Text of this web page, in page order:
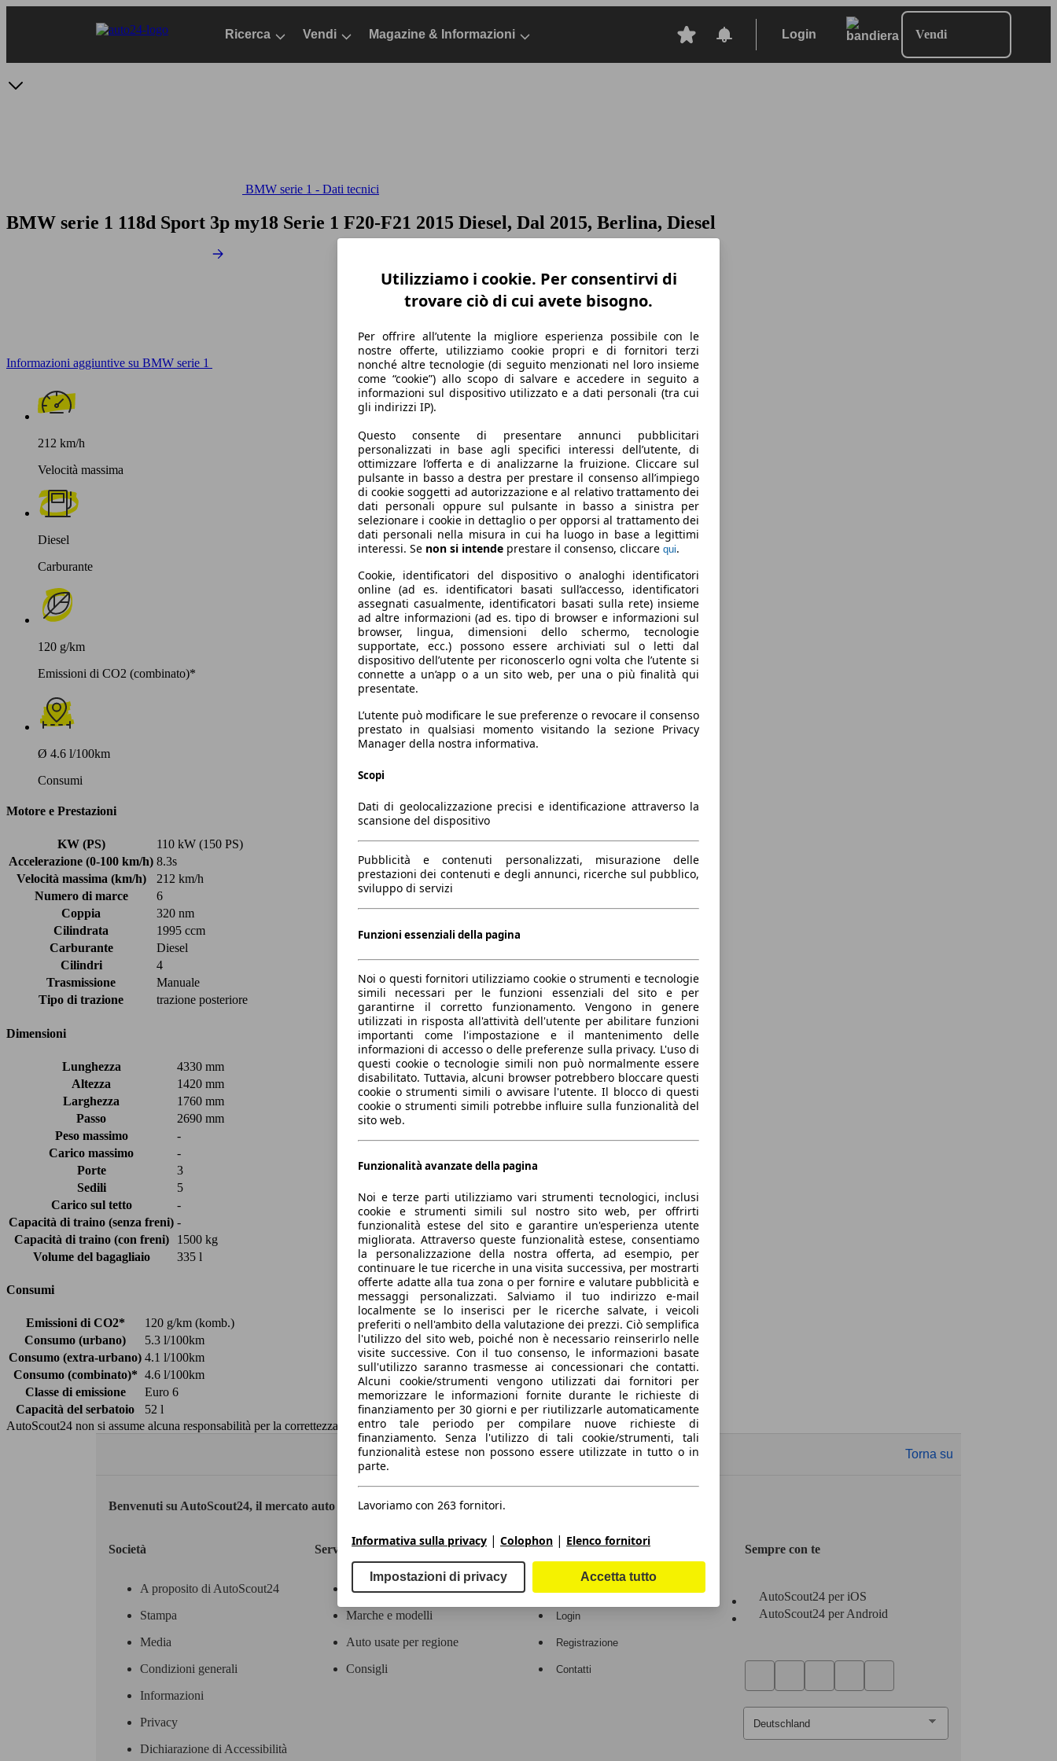
Ricerca Vendi Magazine & Informazioni Login Vendi
BMW serie 1 - Dati tecnici
BMW serie 1 118d Sport 3p my18 Serie 1 F20-F21 2015 Diesel, Dal 2015, Berlina, Diesel
Informazioni aggiuntive su BMW serie 1
212 km/h
Velocità massima
Diesel
Carburante
120 g/km
Emissioni di CO2 (combinato)*
Ø 4.6 l/100km
Consumi
Motore e Prestazioni
KW (PS)
110 kW (150 PS)
Accelerazione (0-100 km/h) 8.3s
Velocità massima (km/h)
212 km/h
Numero di marce
6
Coppia
320 nm
Cilindrata
1995 ccm
Carburante
Diesel
Cilindri
4
Trasmissione
Manuale
Tipo di trazione
trazione posteriore
Dimensioni
Lunghezza
4330 mm
Altezza
1420 mm
Larghezza
1760 mm
Passo
2690 mm
Peso massimo
-
Carico massimo
-
Porte
3
Sedili
5
Carico sul tetto
-
Capacità di traino (senza freni) -
Capacità di traino (con freni)
1500 kg
Volume del bagagliaio
335 l
Consumi
Emissioni di CO2*
120 g/km (komb.)
Consumo (urbano)
5.3 l/100km
Consumo (extra-urbano) 4.1 l/100km
Consumo (combinato)* 4.6 l/100km
Classe di emissione
Euro 6
Capacità del serbatoio
52 l
AutoScout24 non si assume alcuna responsabilità per la correttezza dei dati.
Torna su
Benvenuti su AutoScout24, il mercato auto europeo.
Società
A proposito di AutoScout24
Stampa
Media
Condizioni generali
Informazioni
Privacy
Dichiarazione di Accessibilità
Servizi
Contatti
Marche e modelli
Auto usate per regione
Consigli
Area rivenditori
Login
Registrazione
Contatti
Sempre con te
AutoScout24 per iOS
AutoScout24 per Android
Utilizziamo i cookie. Per consentirvi di
trovare ciò di cui avete bisogno.
Per offrire all’utente la migliore esperienza possibile con le
nostre offerte, utilizziamo cookie propri e di fornitori terzi
nonché altre tecnologie (di seguito menzionati nel loro insieme
come “cookie”) allo scopo di salvare e accedere in seguito a
informazioni sul dispositivo utilizzato e a dati personali (tra cui
gli indirizzi IP).
Questo consente di presentare annunci pubblicitari
personalizzati in base agli specifici interessi dell’utente, di
ottimizzare l’offerta e di analizzarne la fruizione. Cliccare sul
pulsante in basso a destra per prestare il consenso all’impiego
di cookie soggetti ad autorizzazione e al relativo trattamento dei
dati personali oppure sul pulsante in basso a sinistra per
selezionare i cookie in dettaglio o per opporsi al trattamento dei
dati personali nella misura in cui ha luogo in base a legittimi
interessi. Se non si intende prestare il consenso, cliccare qui.
Cookie, identificatori del dispositivo o analoghi identificatori
online (ad es. identificatori basati sull’accesso, identificatori
assegnati casualmente, identificatori basati sulla rete) insieme
ad altre informazioni (ad es. tipo di browser e informazioni sul
browser, lingua, dimensioni dello schermo, tecnologie
supportate, ecc.) possono essere archiviati sul o letti dal
dispositivo dell’utente per riconoscerlo ogni volta che l’utente si
connette a un’app o a un sito web, per una o più finalità qui
presentate.
L’utente può modificare le sue preferenze o revocare il consenso
prestato in qualsiasi momento visitando la sezione Privacy
Manager della nostra informativa.
Scopi
Dati di geolocalizzazione precisi e identificazione attraverso la
scansione del dispositivo
Pubblicità e contenuti personalizzati, misurazione delle
prestazioni dei contenuti e degli annunci, ricerche sul pubblico,
sviluppo di servizi
Funzioni essenziali della pagina
Noi o questi fornitori utilizziamo cookie o strumenti e tecnologie
simili necessari per le funzioni essenziali del sito e per
garantirne il corretto funzionamento. Vengono in genere
utilizzati in risposta all'attività dell'utente per abilitare funzioni
importanti come l'impostazione e il mantenimento delle
informazioni di accesso o delle preferenze sulla privacy. L'uso di
questi cookie o tecnologie simili non può normalmente essere
disabilitato. Tuttavia, alcuni browser potrebbero bloccare questi
cookie o strumenti simili o avvisare l'utente. Il blocco di questi
cookie o strumenti simili potrebbe influire sulla funzionalità del
sito web.
Funzionalità avanzate della pagina
Noi e terze parti utilizziamo vari strumenti tecnologici, inclusi
cookie e strumenti simili sul nostro sito web, per offrirti
funzionalità estese del sito e garantire un'esperienza utente
migliorata. Attraverso queste funzionalità estese, consentiamo
la personalizzazione della nostra offerta, ad esempio, per
continuare le tue ricerche in una visita successiva, per mostrarti
offerte adatte alla tua zona o per fornire e valutare pubblicità e
messaggi personalizzati. Salviamo il tuo indirizzo e-mail
localmente se lo inserisci per le ricerche salvate, i veicoli
preferiti o nell'ambito della valutazione dei prezzi. Ciò semplifica
l'utilizzo del sito web, poiché non è necessario reinserirlo nelle
visite successive. Con il tuo consenso, le informazioni basate
sull'utilizzo saranno trasmesse ai concessionari che contatti.
Alcuni cookie/strumenti vengono utilizzati dai fornitori per
memorizzare le informazioni fornite durante le richieste di
finanziamento per 30 giorni e per riutilizzarle automaticamente
entro tale periodo per compilare nuove richieste di
finanziamento. Senza l'utilizzo di tali cookie/strumenti, tali
funzionalità estese non possono essere utilizzate in tutto o in
parte.
Lavoriamo con 263 fornitori.
Informativa sulla privacy | Colophon | Elenco fornitori
Impostazioni di privacy Accetta tutto